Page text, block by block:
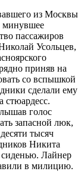
из Москвы
минувшее
пассажиров
Усольцев,
приняв на
со вспышкой
сделали ему
стюардесс.
голос
запасной люк,
тысяч
Никита
Лайнер
в милицию.